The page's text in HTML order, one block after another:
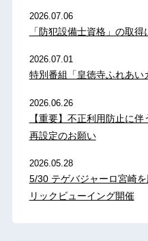
2026.07.06
「防犯設備士資格」の取得
2026.07.01
特別番組「皇徳寺ふれあい
2026.06.26
【重要】不正利用防止に
再設定のお願い
2026.05.28
5/30 テゲバジャーロ宮崎
リックビューイング開催